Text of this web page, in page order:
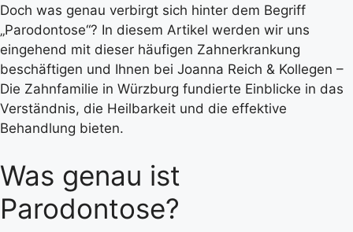
Doch was genau verbirgt sich hinter dem Begriff
„Parodontose“? In diesem Artikel werden wir uns
eingehend mit dieser häufigen Zahnerkrankung
beschäftigen und Ihnen bei Joanna Reich & Kollegen –
Die Zahnfamilie in Würzburg fundierte Einblicke in das
Verständnis, die Heilbarkeit und die effektive
Behandlung bieten.
Was genau ist
Parodontose?